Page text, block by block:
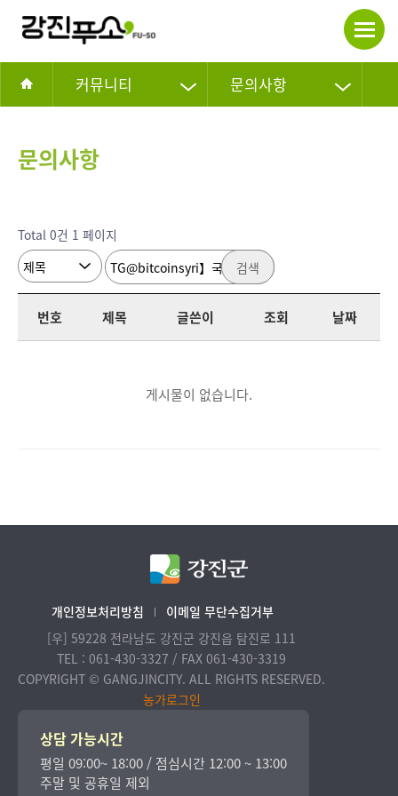
커뮤니티 문의사항
문의사항
Total 0건 1 페이지
검색
번호 제목 글쓴이 조회 날짜
게시물이 없습니다.
개인정보처리방침
이메일 무단수집거부
[우] 59228 전라남도 강진군 강진읍 탐진로 111
TEL : 061-430-3327 / FAX 061-430-3319
COPYRIGHT © GANGJINCITY. ALL RIGHTS RESERVED.
농가로그인
상담 가능시간
평일 09:00~ 18:00 / 점심시간 12:00 ~ 13:00
주말 및 공휴일 제외